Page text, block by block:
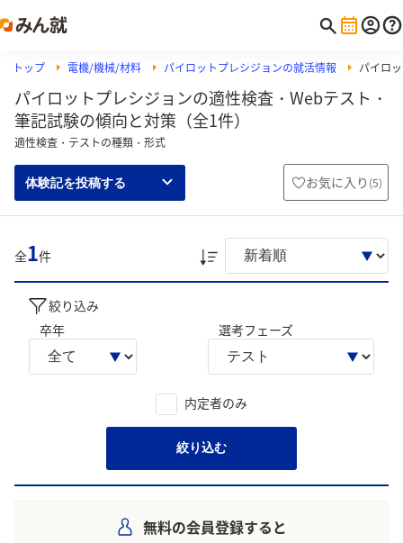
トップ 電機/機械/材料 パイロットプレシジョンの就活情報 パイロ
パイロットプレシジョンの適性検査・Webテスト・
筆記試験の傾向と対策（全1件）
適性検査・テストの種類・形式
体験記を投稿する お気に入り (5)
全1件
絞り込み
卒年
選考フェーズ
内定者のみ
絞り込む
無料の会員登録すると